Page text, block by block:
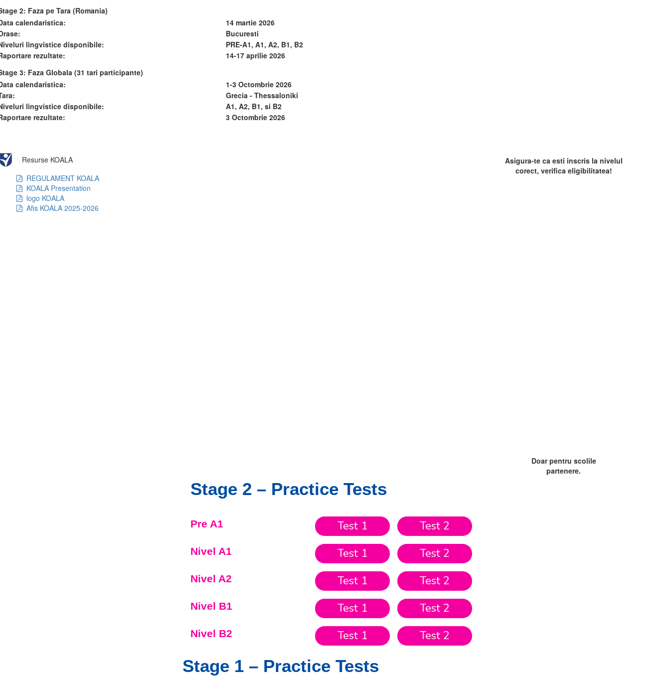
2: Faza pe Tara (Romania)
calendaristica:
14 martie 2026
Bucuresti
lingvistice disponibile:
PRE-A1, A1, A2, B1, B2
rezultate:
14-17 aprilie 2026
3: Faza Globala (31 tari participante)
calendaristica:
1-3 Octombrie 2026
Grecia - Thessaloniki
lingvistice disponibile:
A1, A2, B1, si B2
rezultate:
3 Octombrie 2026
Resurse KOALA
REGULAMENT KOALA
KOALA Presentation
logo KOALA
Afis KOALA 2025-2026
Asigura-te ca esti inscris la nivelul
corect, verifica eligibilitatea!
Doar pentru scolile
partenere.
Stage 2 – Practice Tests
Pre A1 Test 1 Test 2
Nivel A1 Test 1 Test 2
Nivel A2 Test 1 Test 2
Nivel B1 Test 1 Test 2
Nivel B2 Test 1 Test 2
Stage 1 – Practice Tests